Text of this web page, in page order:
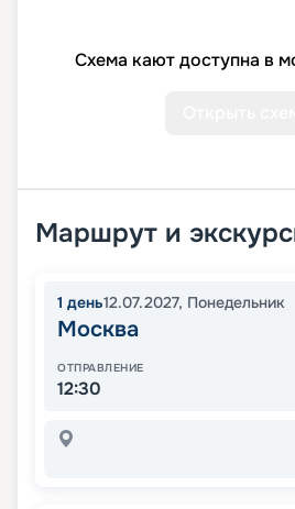
Схема кают доступна в
Маршрут и
1 день12.07.2027, Понедельник
Москва
ОТПРАВЛЕНИЕ
12:30